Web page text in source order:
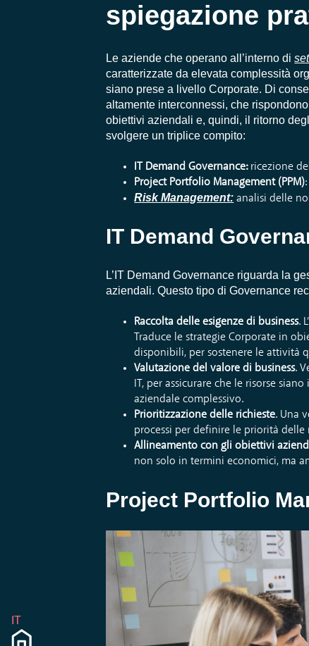
IT
spiegazione
Le aziende che operano all’interno di
caratterizzate da elevata complessità
siano prese a livello Corporate. Di
altamente interconnessi, che
obiettivi aziendali e, quindi, il ritorno
svolgere un triplice compito:
IT Demand Governance: ricezione
Project Portfolio Management (PPM)
Risk Management: analisi delle
IT Demand
L’IT Demand Governance riguarda la
aziendali. Questo tipo di Governance
Raccolta delle esigenze di business.
Traduce le strategie Corporate in
disponibili, per sostenere le attività
Valutazione del valore di business.
IT, per assicurare che le risorse
aziendale complessivo.
Prioritizzazione delle richieste. Una
processi per definire le priorità
Allineamento con gli obiettivi
non solo in termini economici, ma
Project Portfolio